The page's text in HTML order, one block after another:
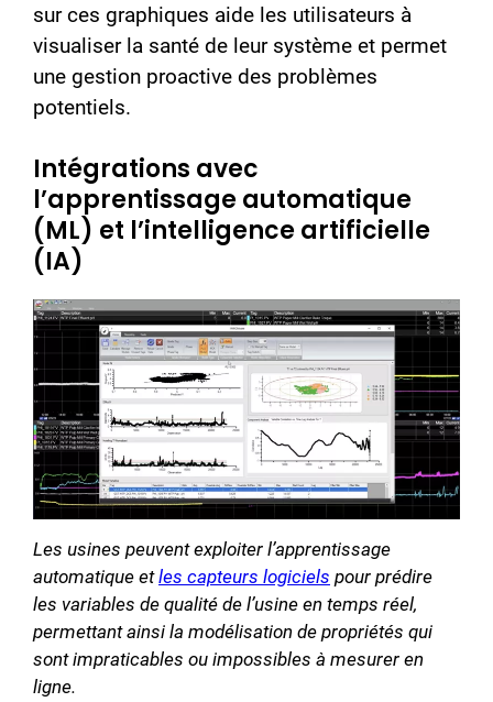
sur ces graphiques aide les utilisateurs à
visualiser la santé de leur système et permet
une gestion proactive des problèmes
potentiels.
Intégrations avec
l’apprentissage automatique
(ML) et l’intelligence artificielle
(IA)
Les usines peuvent exploiter l’apprentissage
automatique etles capteurs logiciels pour prédire
les variables de qualité de l’usine en temps réel,
permettant ainsi la modélisation de propriétés qui
sont impraticables ou impossibles à mesurer en
ligne.